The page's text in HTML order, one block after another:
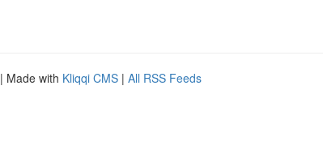
| Made with Kliqqi CMS | All RSS Feeds